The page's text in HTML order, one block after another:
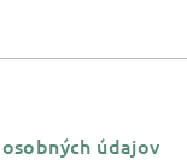
údajov